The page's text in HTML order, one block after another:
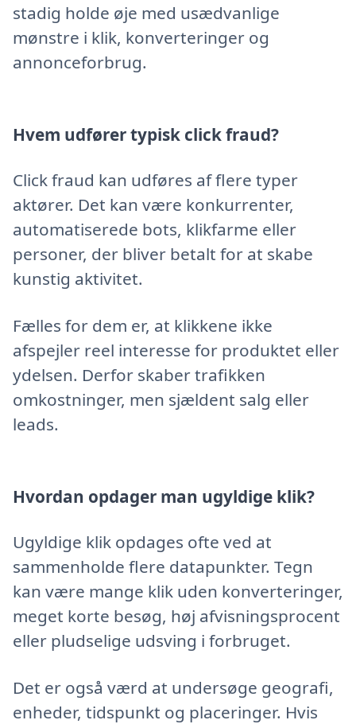
stadig holde øje med usædvanlige
mønstre i klik, konverteringer og
annonceforbrug.
Hvem udfører typisk click fraud?
Click fraud kan udføres af flere typer
aktører. Det kan være konkurrenter,
automatiserede bots, klikfarme eller
personer, der bliver betalt for at skabe
kunstig aktivitet.
Fælles for dem er, at klikkene ikke
afspejler reel interesse for produktet eller
ydelsen. Derfor skaber trafikken
omkostninger, men sjældent salg eller
leads.
Hvordan opdager man ugyldige klik?
Ugyldige klik opdages ofte ved at
sammenholde flere datapunkter. Tegn
kan være mange klik uden konverteringer,
meget korte besøg, høj afvisningsprocent
eller pludselige udsving i forbruget.
Det er også værd at undersøge geografi,
enheder, tidspunkt og placeringer. Hvis